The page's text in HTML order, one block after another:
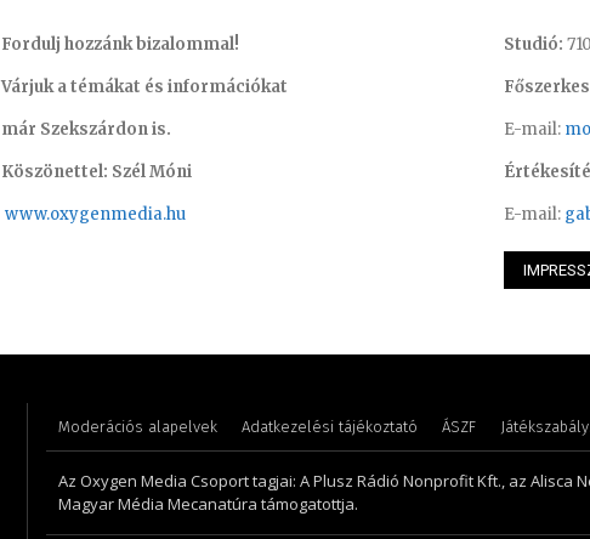
Hudecz Attila –
Fordulj hozzánk bizalommal!
Várjuk a témákat és információkat
már Szekszárdon is.
Köszönettel: Szél Móni
www.oxygenmedia.hu
Studió:
E-mail:
E-mail:
Moderációs alapelvek Adatkezelési tájékoztató ÁSZF
Az Oxygen Media Csoport tagjai: A Plusz Rádió Nonprofit Kft., az Alisca
Magyar Média Mecanatúra támogatottja.